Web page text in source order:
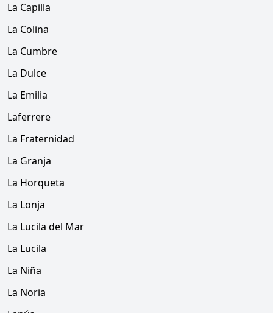
La Capilla
La Colina
La Cumbre
La Dulce
La Emilia
Laferrere
La Fraternidad
La Granja
La Horqueta
La Lonja
La Lucila del Mar
La Lucila
La Niña
La Noria